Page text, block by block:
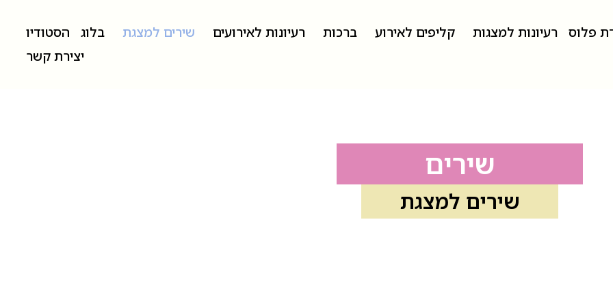
פלוס רעיונות למצגות קליפים לאירוע ברכות רעיונות לאירועים שירים למצגת בלוג
הסטודיו
יצירת קשר
שירים
שירים למצגת